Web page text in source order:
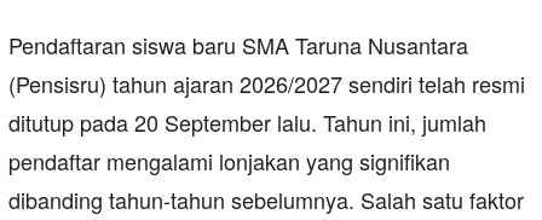
Pendaftaran siswa baru SMA Taruna Nusantara
(Pensisru) tahun ajaran 2026/2027 sendiri telah resmi
ditutup pada 20 September lalu. Tahun ini, jumlah
pendaftar mengalami lonjakan yang signifikan
dibanding tahun-tahun sebelumnya. Salah satu faktor